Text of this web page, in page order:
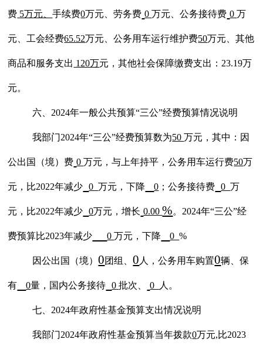
费 5万元、手续费0万元、劳务费 0万元、公务接待费 0万
元、工会经费65.52万元、公务用车运行维护费50万元、其他
商品和服务支出 120万元 ，其他社会保障缴费支出： 23.19万
元。
六、 2024年一般公共预算“三公”经费预算情况说明
我部门2024年“三公”经费预算数为50万元，其中：因
公出国（境）费 0万元，与上年持平 ，公务用车运行费50万
元，比2022年减少 0万元，下降 0 ；公务接待费 0万
元，比2022年减少 0万元，增长 0.00%。 2024年“三公”经
费预算比2023年减少 0万元，下降 0%
因公出国（境）0团组、0 人，公务用车购置0辆、保
有 0量，国内公务接待 0批次、 0 人。
七、 2024年政府性基金预算支出情况说明
我部门2024年政府性基金预算当年拨款0万元,比2023